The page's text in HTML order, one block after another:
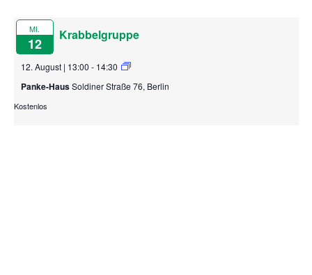
MI.
12
Krabbelgruppe
12. August | 13:00 - 14:30
Panke-HausSoldiner Straße 76, Berlin
Kostenlos